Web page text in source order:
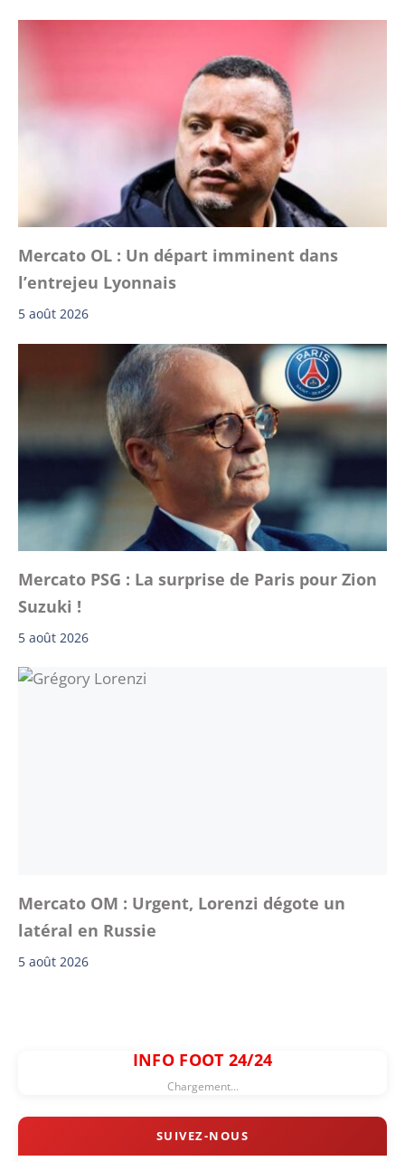
Mercato OL : Un départ imminent dans
l’entrejeu Lyonnais
5 août 2026
Mercato PSG : La surprise de Paris pour Zion
Suzuki !
5 août 2026
Mercato OM : Urgent, Lorenzi dégote un
latéral en Russie
5 août 2026
INFO FOOT 24/24
Chargement...